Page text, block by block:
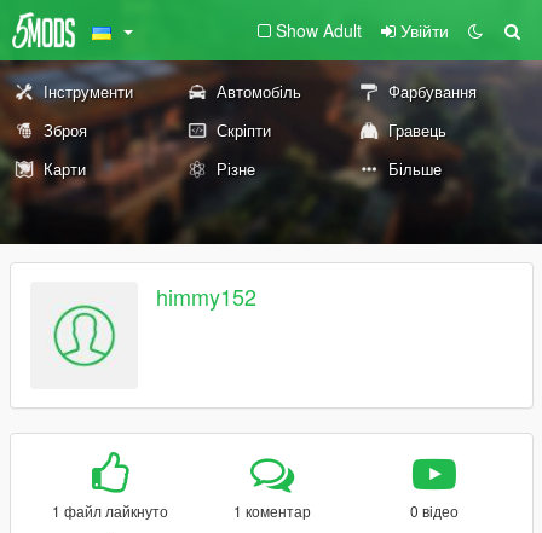
Show Adult Увійти
Інструменти Автомобіль
Фарбування
Зброя
Скріпти
Гравець
Карти
Різне Більше
himmy152
1 файл лайкнуто 1 коментар 0 відео